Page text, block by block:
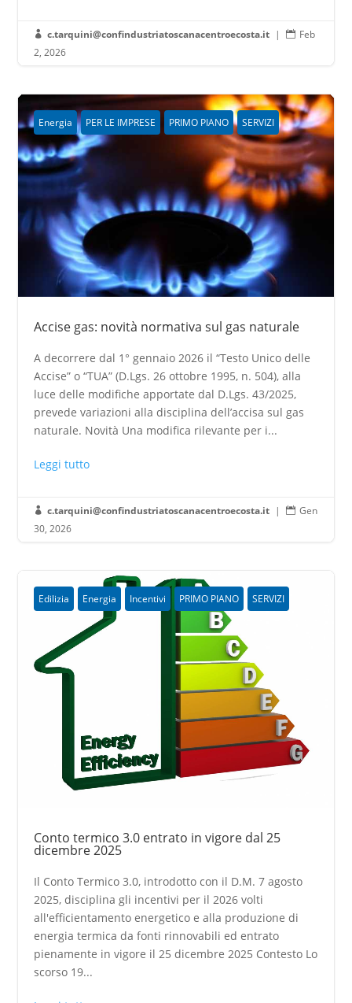
 c.tarquini@confindustriatoscanacentroecosta.it |  Feb
2, 2026
Energia PER LE IMPRESE PRIMO PIANO SERVIZI
Accise gas: novità normativa sul gas naturale
A decorrere dal 1° gennaio 2026 il “Testo Unico delle
Accise” o “TUA” (D.Lgs. 26 ottobre 1995, n. 504), alla
luce delle modifiche apportate dal D.Lgs. 43/2025,
prevede variazioni alla disciplina dell’accisa sul gas
naturale. Novità Una modifica rilevante per i...
Leggi tutto
 c.tarquini@confindustriatoscanacentroecosta.it |  Gen
30, 2026
Edilizia Energia Incentivi PRIMO PIANO SERVIZI
Conto termico 3.0 entrato in vigore dal 25
dicembre 2025
Il Conto Termico 3.0, introdotto con il D.M. 7 agosto
2025, disciplina gli incentivi per il 2026 volti
all'efficientamento energetico e alla produzione di
energia termica da fonti rinnovabili ed entrato
pienamente in vigore il 25 dicembre 2025 Contesto Lo
scorso 19...